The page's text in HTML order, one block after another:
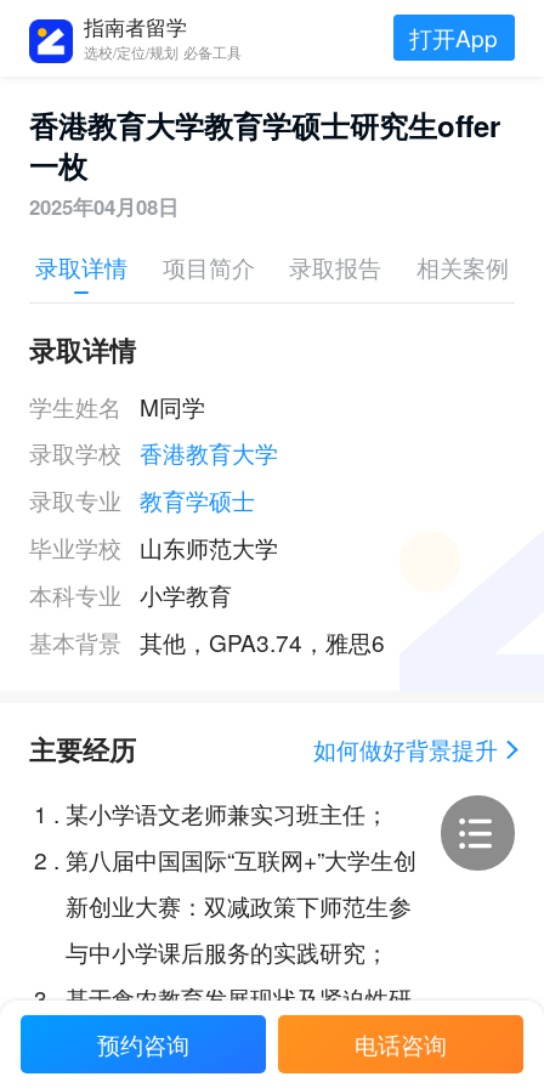
指南者留学
选校/定位/规划 必备工具 打开App
香港教育大学教育学硕士研究生offer
一枚
2025年04月08日
录取详情 项目简介 录取报告 相关案例
录取详情
学生姓名
M同学
录取学校 香港教育大学
录取专业 教育学硕士
毕业学校
山东师范大学
本科专业 小学教育
基本背景 其他，GPA3.74，雅思6
主要经历
如何做好背景提升
1 . 某小学语文老师兼实习班主任；
2 . 第八届中国国际“互联网+”大学生创
新创业大赛：双减政策下师范生参
与中小学课后服务的实践研究；
3 基于食农教育发展现状及紧迫性研
究 ；
预约咨询 电话咨询